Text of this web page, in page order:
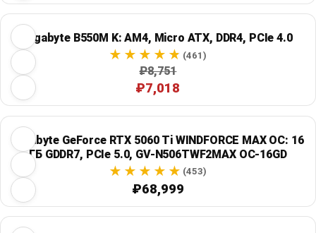
Gigabyte B550M K: AM4, Micro ATX, DDR4, PCIe 4.0
(461)
₽8,751
₽7,018
Gigabyte GeForce RTX 5060 Ti WINDFORCE MAX OC: 16
ГБ GDDR7, PCIe 5.0, GV-N506TWF2MAX OC-16GD
(453)
₽68,999